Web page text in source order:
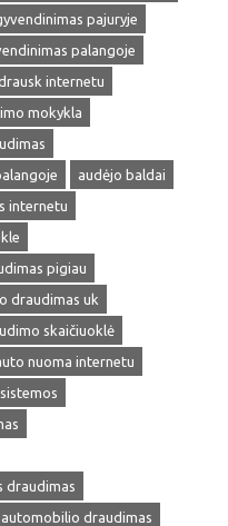
pajuryje
palangoje
internetu
mokykla
audėjo baldai
internetu
pigiau
draudimas uk
skaičiuoklė
nuoma internetu
draudimas
automobilio draudimas